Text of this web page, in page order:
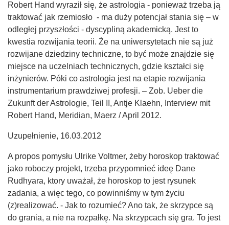
Robert Hand wyraził się, że astrologia - ponieważ trzeba ją
traktować jak rzemiosło - ma duży potencjał stania się – w
odległej przyszłości - dyscypliną akademicką. Jest to
kwestia rozwijania teorii. Że na uniwersytetach nie są już
rozwijane dziedziny techniczne, to być może znajdzie się
miejsce na uczelniach technicznych, gdzie kształci się
inżynierów. Póki co astrologia jest na etapie rozwijania
instrumentarium prawdziwej profesji. – Zob. Ueber die
Zukunft der Astrologie, Teil II, Antje Klaehn, Interview mit
Robert Hand, Meridian, Maerz / April 2012.
Uzupełnienie, 16.03.2012
A propos pomysłu Ulrike Voltmer, żeby horoskop traktować
jako roboczy projekt, trzeba przypomnieć ideę Dane
Rudhyara, ktory uważał, że horoskop to jest rysunek
zadania, a więc tego, co powinniśmy w tym życiu
(z)realizować. - Jak to rozumieć? Ano tak, że skrzypce są
do grania, a nie na rozpałkę. Na skrzypcach się gra. To jest